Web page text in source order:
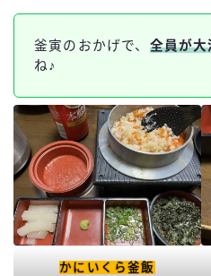
釜寅のおかげで、 全員が大
ね♪
かにいくら釜飯